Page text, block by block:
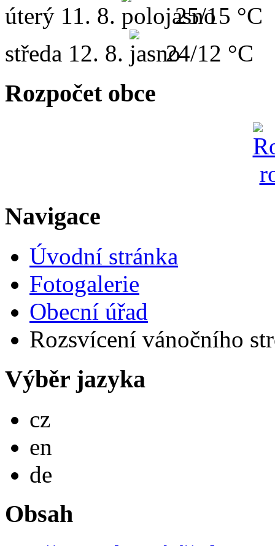
úterý 11. 8.
25/15 °C
středa 12. 8. 24/12 °C
Rozpočet obce
Navigace
Úvodní stránka
Fotogalerie
Obecní úřad
Rozsvícení vánočního
Výběr jazyka
cz
en
de
Obsah